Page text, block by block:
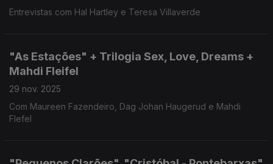
Entrevistas com Hal Hartley e Teresa Villaverde
"As Estações" + Trilogia Sex, Love, Dreams +
Mahdi Fleifel
29 nov. 2025
Com Maureen Fazendeiro, Dag Johan Haugerud e Mahdi
Flefel